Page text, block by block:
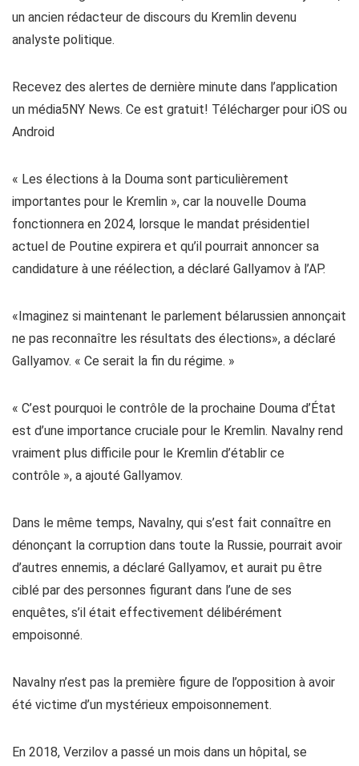
un ancien rédacteur de discours du Kremlin devenu
analyste politique.
Recevez des alertes de dernière minute dans l’application
un média5NY News. Ce est gratuit! Télécharger pour iOS ou
Android
« Les élections à la Douma sont particulièrement
importantes pour le Kremlin », car la nouvelle Douma
fonctionnera en 2024, lorsque le mandat présidentiel
actuel de Poutine expirera et qu’il pourrait annoncer sa
candidature à une réélection, a déclaré Gallyamov à l’AP.
«Imaginez si maintenant le parlement bélarussien annonçait
ne pas reconnaître les résultats des élections», a déclaré
Gallyamov. « Ce serait la fin du régime. »
« C’est pourquoi le contrôle de la prochaine Douma d’État
est d’une importance cruciale pour le Kremlin. Navalny rend
vraiment plus difficile pour le Kremlin d’établir ce
contrôle », a ajouté Gallyamov.
Dans le même temps, Navalny, qui s’est fait connaître en
dénonçant la corruption dans toute la Russie, pourrait avoir
d’autres ennemis, a déclaré Gallyamov, et aurait pu être
ciblé par des personnes figurant dans l’une de ses
enquêtes, s’il était effectivement délibérément
empoisonné.
Navalny n’est pas la première figure de l’opposition à avoir
été victime d’un mystérieux empoisonnement.
En 2018, Verzilov a passé un mois dans un hôpital, se